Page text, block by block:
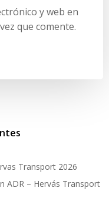
y web en
que comente.
Transport 2026
ADR – Hervás Transport